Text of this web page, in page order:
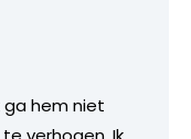
ga hem niet